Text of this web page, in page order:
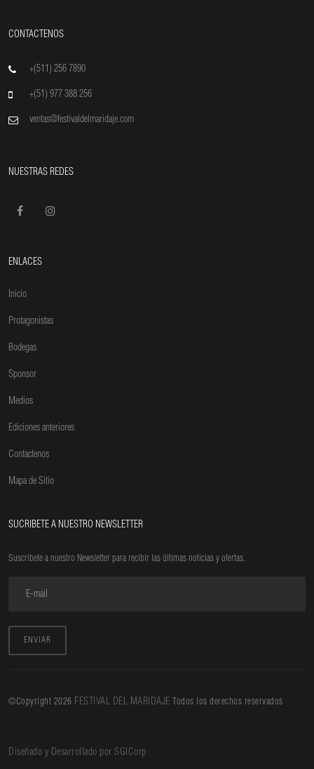
CONTACTENOS
+(511) 256 7890
+(51) 977 388 256
ventas@festivaldelmaridaje.com
NUESTRAS REDES
ENLACES
Inicio
Protagonistas
Bodegas
Sponsor
Medios
Ediciones anteriores
Contactenos
Mapa de Sitio
SUCRIBETE A NUESTRO NEWSLETTER
Suscríbete a nuestro Newsletter para recibir las últimas noticias y ofertas.
ENVIAR
©Copyright 2026 FESTIVAL DEL MARIDAJE Todos los derechos reservados
Diseñado y Desarrollado por SGICorp